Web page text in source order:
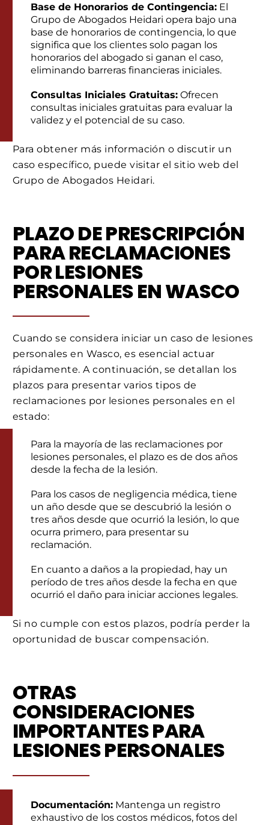
Base de Honorarios de Contingencia: El
Grupo de Abogados Heidari opera bajo una
base de honorarios de contingencia, lo que
significa que los clientes solo pagan los
honorarios del abogado si ganan el caso,
eliminando barreras financieras iniciales.
Consultas Iniciales Gratuitas: Ofrecen
consultas iniciales gratuitas para evaluar la
validez y el potencial de su caso.
Para obtener más información o discutir un
caso específico, puede visitar el sitio web del
Grupo de Abogados Heidari.
PLAZO DE PRESCRIPCIÓN
PARA RECLAMACIONES
POR LESIONES
PERSONALES EN WASCO
Cuando se considera iniciar un caso de lesiones
personales en Wasco, es esencial actuar
rápidamente. A continuación, se detallan los
plazos para presentar varios tipos de
reclamaciones por lesiones personales en el
estado:
Para la mayoría de las reclamaciones por
lesiones personales, el plazo es de dos años
desde la fecha de la lesión.
Para los casos de negligencia médica, tiene
un año desde que se descubrió la lesión o
tres años desde que ocurrió la lesión, lo que
ocurra primero, para presentar su
reclamación.
En cuanto a daños a la propiedad, hay un
período de tres años desde la fecha en que
ocurrió el daño para iniciar acciones legales.
Si no cumple con estos plazos, podría perder la
oportunidad de buscar compensación.
OTRAS
CONSIDERACIONES
IMPORTANTES PARA
LESIONES PERSONALES
Documentación: Mantenga un registro
exhaustivo de los costos médicos, fotos del